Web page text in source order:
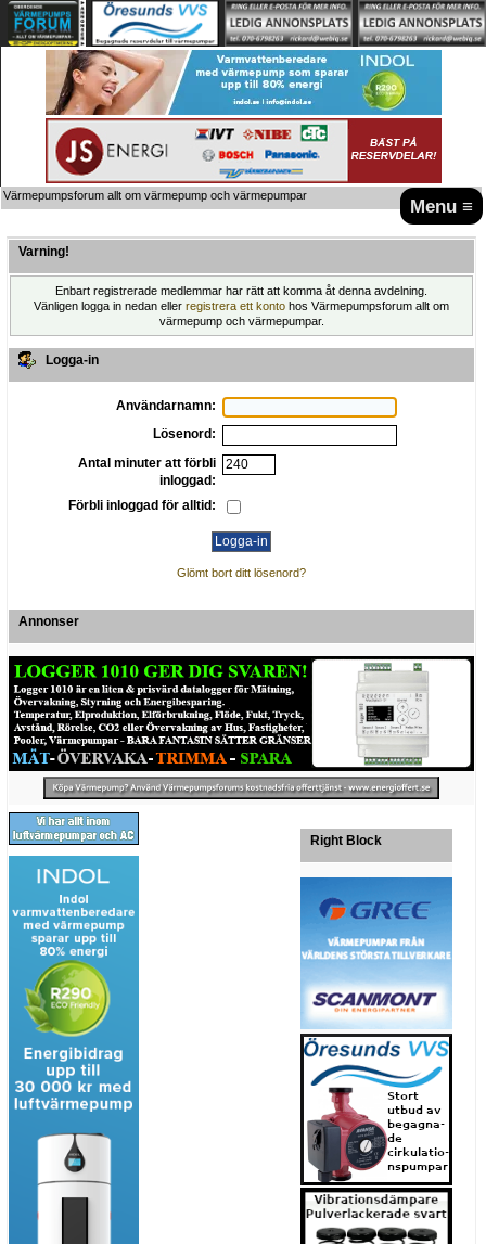
Menu ≡
Värmepumpsforum allt om värmepump och värmepumpar
Varning!
Enbart registrerade medlemmar har rätt att komma åt denna avdelning.
Vänligen logga in nedan eller registrera ett konto hos Värmepumpsforum allt om
värmepump och värmepumpar.
Logga-in
Användarnamn:
Lösenord:
Antal minuter att förbli
inloggad:
Förbli inloggad för alltid:
Glömt bort ditt lösenord?
Annonser
Right Block